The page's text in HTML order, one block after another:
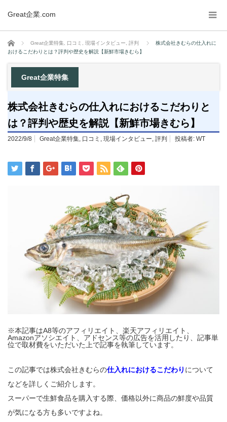
Great企業.com
ホーム Great企業特集 口コミ 現場インタビュー 評判
株式会社きむらの仕入れに
おけるこだわりとは？評判や歴史を解説【新鮮市場きむら】
Great企業特集
株式会社きむらの仕入れにおけるこだわりと
は？評判や歴史を解説【新鮮市場きむら】
2022/9/8 Great企業特集, 口コミ , 現場インタビュー, 評判 投稿者: WT
※本記事はA8等のアフィリエイト、楽天アフィリエイト、
Amazonアソシエイト、アドセンス等の広告を活用したり、記事単
位で取材費をいただいた上で記事を執筆しています。
この記事では株式会社きむらの仕入れにおけるこだわり について
などを詳しくご紹介します。
スーパーで生鮮食品を購入する際、価格以外に商品の鮮度や品質
が気になる方も多いですよね。